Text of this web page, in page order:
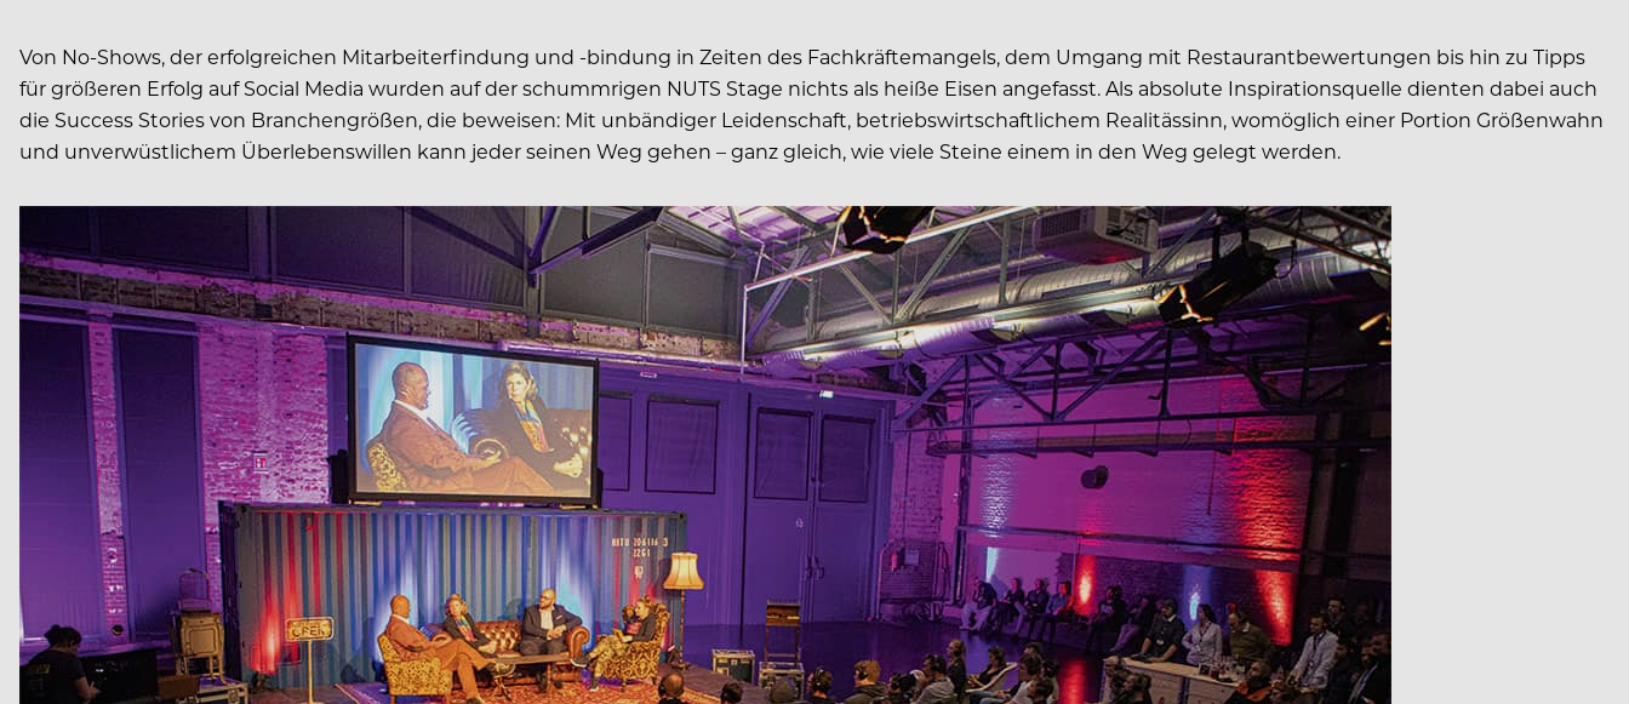
Von No-Shows, der erfolgreichen Mitarbeiterfindung und -bindung in Zeiten des Fachkräftemangels, dem Umgang mit Restaurantbewertungen bis hin zu Tipps
für größeren Erfolg auf Social Media wurden auf der schummrigen NUTS Stage nichts als heiße Eisen angefasst. Als absolute Inspirationsquelle dienten dabei auch
die Success Stories von Branchengrößen, die beweisen: Mit unbändiger Leidenschaft, betriebswirtschaftlichem Realitässinn, womöglich einer Portion Größenwahn
und unverwüstlichem Überlebenswillen kann jeder seinen Weg gehen – ganz gleich, wie viele Steine einem in den Weg gelegt werden.